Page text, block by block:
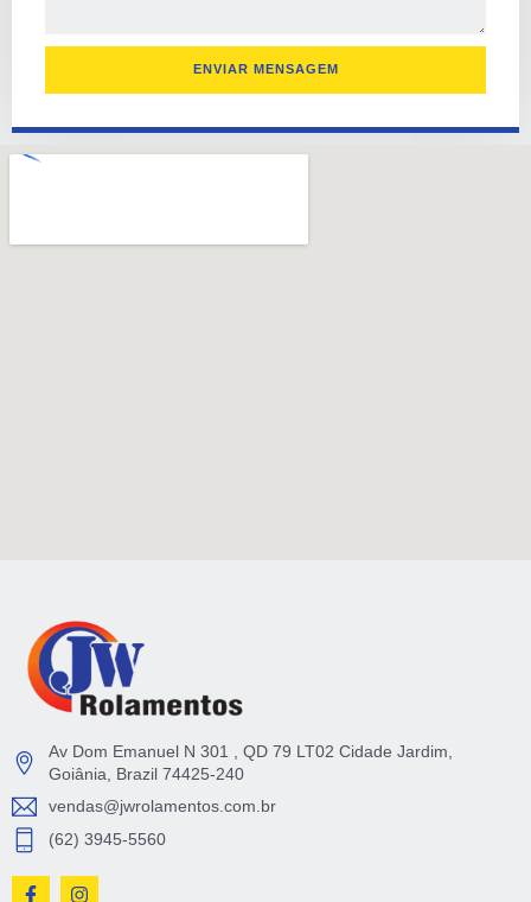
ENVIAR MENSAGEM
Av Dom Emanuel N 301 , QD 79 LT02 Cidade Jardim,
Goiânia, Brazil 74425-240
vendas@jwrolamentos.com.br
(62) 3945-5560